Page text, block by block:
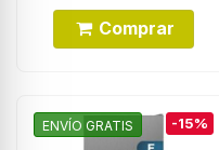
Comprar
ENVÍO GRATIS -15%